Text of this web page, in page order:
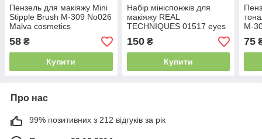
Пензель для макіяжу Mini
Stipple Brush M-309 No026
Malva cosmetics
58 ₴
Купити
Набір мініспонжів для
макіяжу REAL
TECHNIQUES 01517 eyes
2 miracle eraser sponges
(2 шт.)
150₴
Купити
M-
75
Про нас
99% позитивних з 212 відгуків за рік